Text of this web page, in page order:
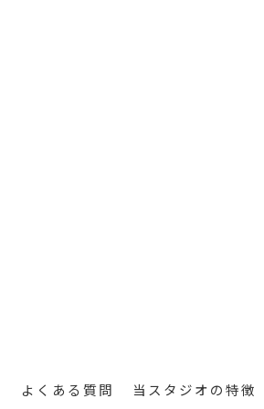
よくある質問 当スタジオの特徴